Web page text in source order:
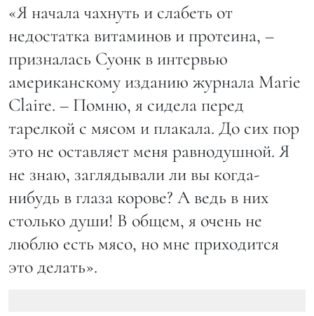
«Я начала чахнуть и слабеть от
недостатка витаминов и протеина, –
призналась Суонк в интервью
американскому изданию журнала Marie
Claire. – Помню, я сидела перед
тарелкой с мясом и плакала. До сих пор
это не оставляет меня равнодушной. Я
не знаю, заглядывали ли вы когда-
нибудь в глаза корове? А ведь в них
столько души! В общем, я очень не
люблю есть мясо, но мне приходится
это делать».